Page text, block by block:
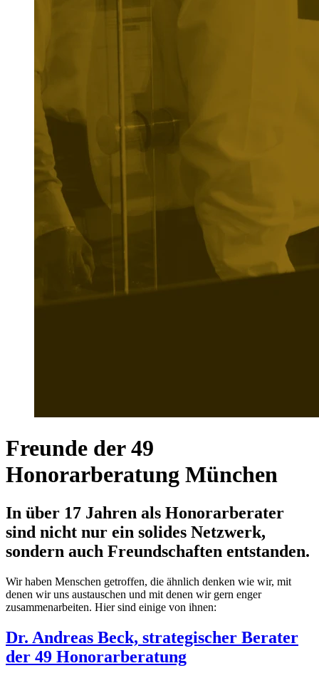
Freunde der 49
Honorarberatung München
In über 17 Jahren als Honorarberater
sind nicht nur ein solides Netzwerk,
sondern auch Freundschaften entstanden.
Wir haben Menschen getroffen, die ähnlich denken wie wir, mit
denen wir uns austauschen und mit denen wir gern enger
zusammenarbeiten. Hier sind einige von ihnen:
Dr. Andreas Beck, strategischer Berater
der 49 Honorarberatung